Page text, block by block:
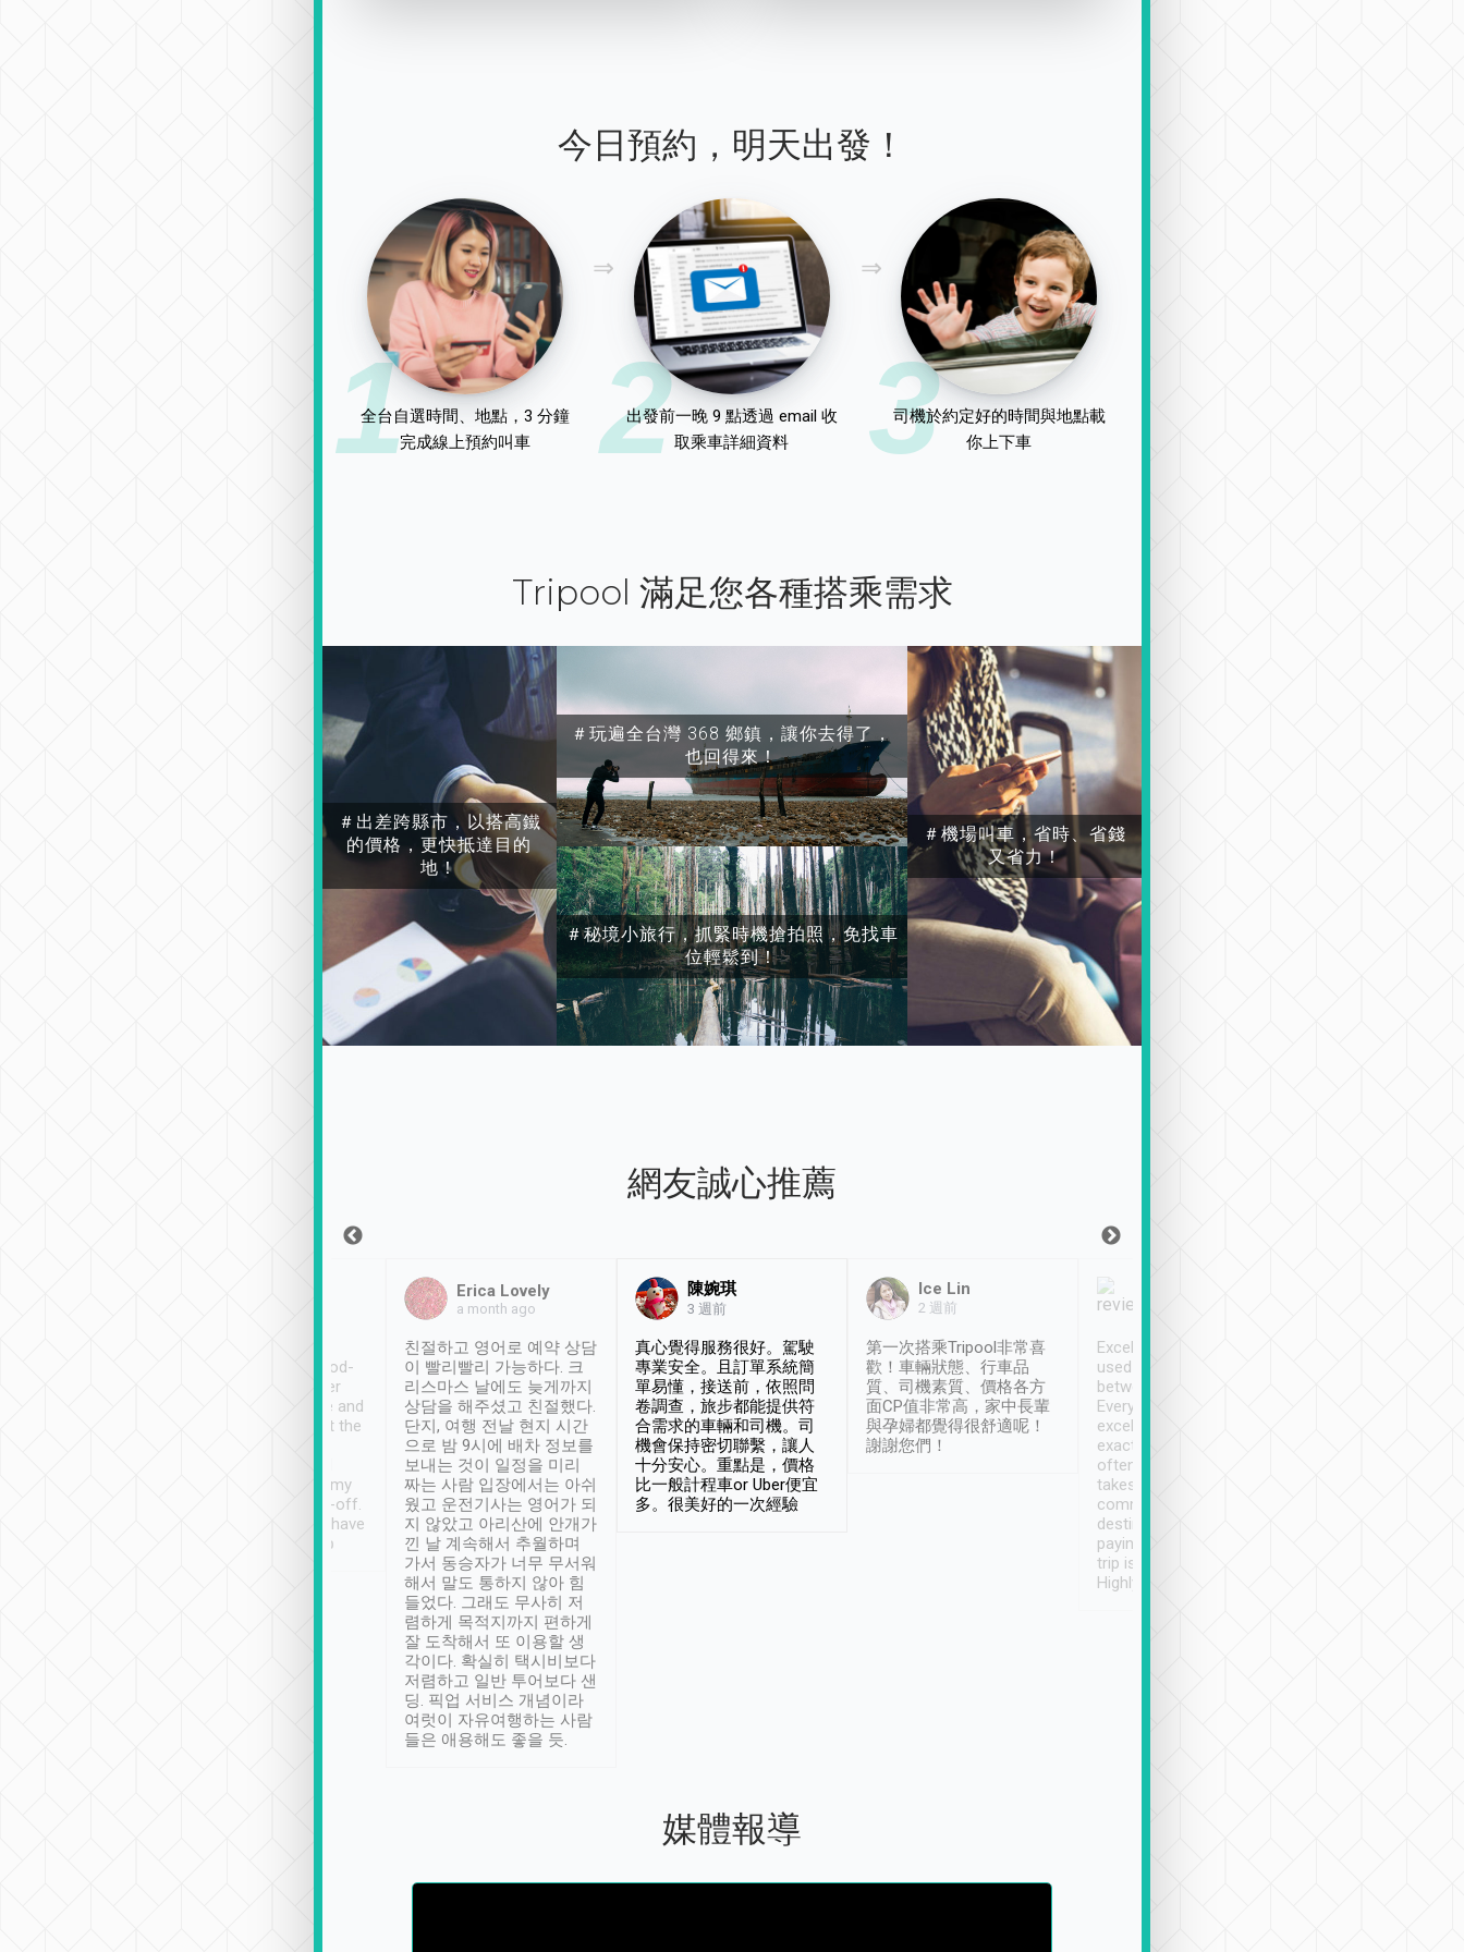
今日預約，明天出發！
1
全台自選時間、地點，3 分鐘
完成線上預約叫車
2
出發前一晚 9 點透過 email 收
取乘車詳細資料
3
司機於約定好的時間與地點載
你上下車
Tripool 滿足您各種搭乘需求
＃出差跨縣市，以搭高鐵
的價格，更快抵達目的
地！
＃玩遍全台灣 368 鄉鎮，讓你去得了，
也回得來！
＃秘境小旅行，抓緊時機搶拍照，免找車
位輕鬆到！
＃機場叫車，省時、省錢
又省力！
網友誠心推薦
service, vehicles in good-
condition and the driver
service was awesome and
thoughtful. Driver went the
have safely arrived at my
destination after drop-off.
Definitely something I have
not seen elsewhere 👍
Erica Lovely
a month ago
친절하고 영어로 예약 상담
이 빨리빨리 가능하다. 크
리스마스 날에도 늦게까지
상담을 해주셨고 친절했다.
단지, 여행 전날 현지 시간
으로 밤 9시에 배차 정보를
보내는 것이 일정을 미리
짜는 사람 입장에서는 아쉬
웠고 운전기사는 영어가 되
지 않았고 아리산에 안개가
낀 날 계속해서 추월하며
가서 동승자가 너무 무서워
해서 말도 통하지 않아 힘
들었다. 그래도 무사히 저
렴하게 목적지까지 편하게
잘 도착해서 또 이용할 생
각이다. 확실히 택시비보다
저렴하고 일반 투어보다 샌
딩. 픽업 서비스 개념이라
여럿이 자유여행하는 사람
들은 애용해도 좋을 듯.
陳婉琪
3 週前
真心覺得服務很好。駕駛
專業安全。且訂單系統簡
單易懂，接送前，依照問
卷調查，旅步都能提供符
合需求的車輛和司機。司
機會保持密切聯繫，讓人
十分安心。重點是，價格
比一般計程車or Uber便宜
多。很美好的一次經驗
Ice Lin
2 週前
第一次搭乘Tripool非常喜
歡！車輛狀態、行車品
質、司機素質、價格各方
面CP值非常高，家中長輩
與孕婦都覺得很舒適呢！
謝謝您們！
Excellent service. We have
used Tripool to travel
between cities in Taiwan.
Every driver has been
excellent and arrives
exactly on time. As there is
often limited English it
takes the difficulty out of
communicating the
destination details and
paying online prior to the
trip is very convenient.
Highly recommended
媒體報導